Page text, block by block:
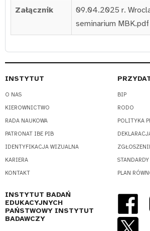
Załącznik
09.04.2025 r.
seminarium MBK.pdf
INSTYTUT
O NAS
KIEROWNICTWO
RADA NAUKOWA
PATRONAT IBE PIB
IDENTYFIKACJA WIZUALNA
KARIERA
KONTAKT
BIP
RODO
POLITYKA
PLAN
INSTYTUT BADAŃ
EDUKACYJNYCH
PAŃSTWOWY INSTYTUT
BADAWCZY